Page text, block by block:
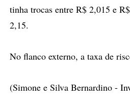
tinha trocas entre R$ 2,015 e
2,15.
No flanco externo, a taxa de
(Simone e Silva Bernardino -